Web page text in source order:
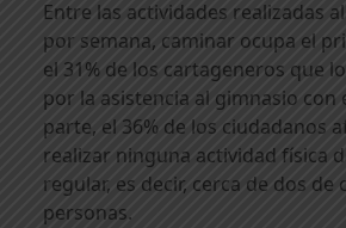
Entre las actividades realizadas
por semana, caminar ocupa el
el 31% de los cartageneros que
por la asistencia al gimnasio con
parte, el 36% de los ciudadanos
realizar ninguna actividad física
regular, es decir, cerca de dos de
personas.